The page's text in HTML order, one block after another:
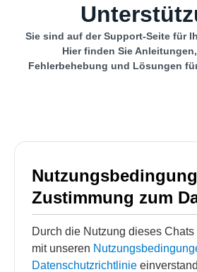
Sie sind auf der Support-Seite für
Hier finden Sie
Fehlerbehebung und Lösungen
Zustimmung zum
Durch die Nutzung dieses
mit unseren
Datenschutzrichtlinie